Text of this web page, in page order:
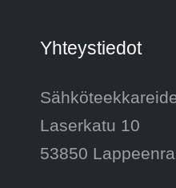
Yhteystiedot
Laserkatu 10
53850